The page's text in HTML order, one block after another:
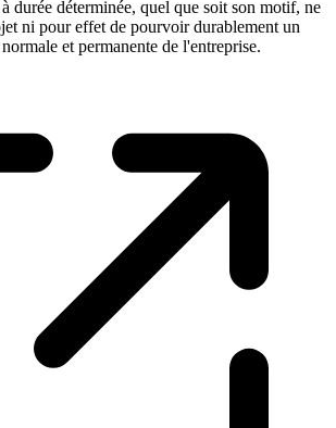
durée déterminée, quel que soit son motif, ne
ni pour effet de pourvoir durablement un
et permanente de l'entreprise.